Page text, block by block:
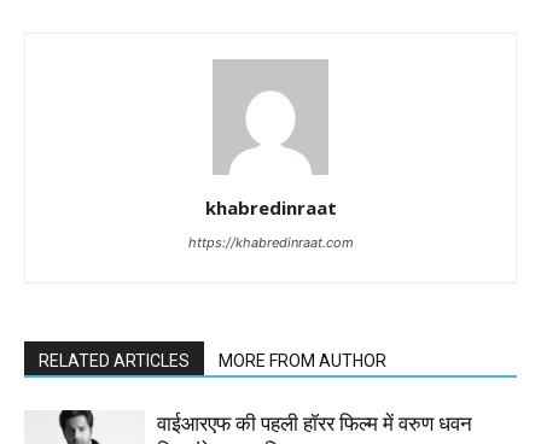
khabredinraat
https://khabredinraat.com
RELATED ARTICLES MORE FROM AUTHOR
वाईआरएफ की पहली हॉरर फिल्म में वरुण धवन